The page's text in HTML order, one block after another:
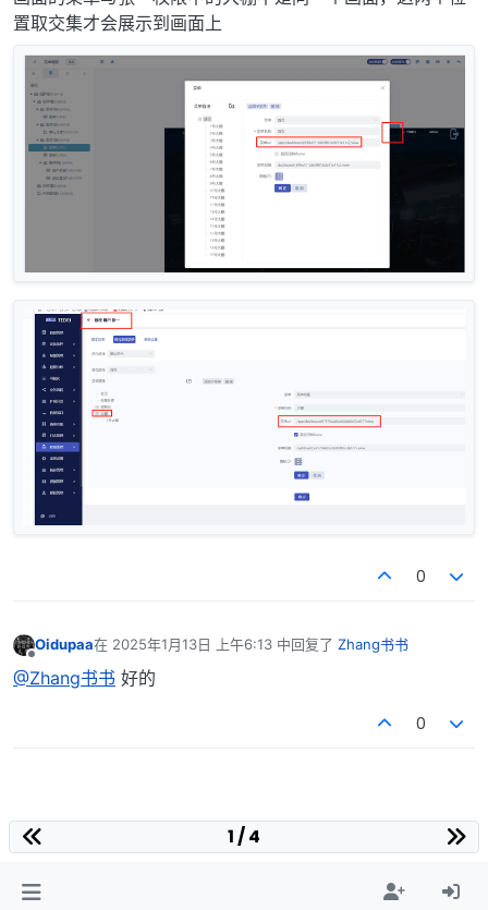
置取交集才会展示到画面上
0
Oidupaa在 2025年1月13日 上午6:13 中回复了 Zhang书书
最后由 编辑
@Zhang书书 好的
0
1 / 4